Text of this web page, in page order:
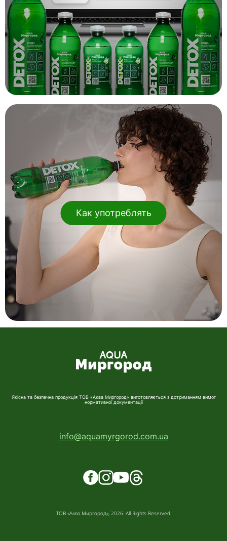
Как употреблять
ТОВ «Аква Миргород», 2026. All Rights Reserved.
Якісна та безпечна продукція ТОВ «Аква Миргород» виготовляється з дотриманням вимог
нормативної документації
info@aquamyrgorod.com.ua